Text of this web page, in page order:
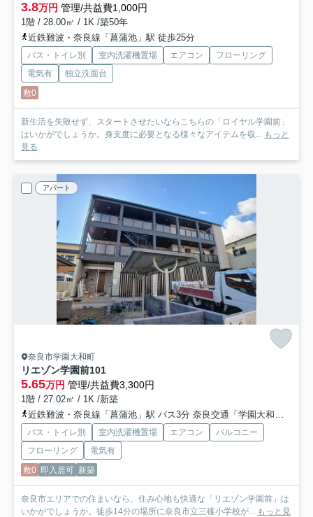
3.8万円 管理/共益費1,000円
1階 / 28.00㎡ / 1K /築50年
近鉄難波・奈良線「菖蒲池」駅 徒歩25分
バス・トイレ別 室内洗濯機置場 エアコン
フローリング
電気有
独立洗面台
敷0
新生活を失敗せず、スタートさせたいならこちらの「ロイヤル学園前」
はいかがでしょうか。身支度に必要となる様々なアイテムを収...
もっと
見る
アパート
奈良市学園大和町
リエゾン学園前101
5.65万円 管理/共益費3,300円
1階 / 27.02㎡ / 1K /新築
近鉄難波・奈良線「菖蒲池」駅 バス3分 奈良交通「学園大和町三丁目」 停歩1分
バス・トイレ別 室内洗濯機置場 エアコン
バルコニー
フローリング
電気有
敷0 即入居可 新築
奈良市エリアでの住まいなら、住み心地も快適な「リエゾン学園前」は
いかがでしょうか。徒歩14分の場所に奈良市立三碓小学校が...
もっと見